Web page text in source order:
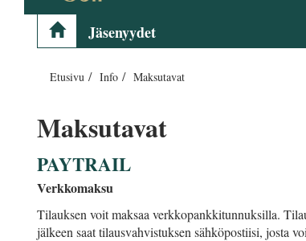
Jäsenyydet
Etusivu Info Maksutavat
Maksutavat
PAYTRAIL
Verkkomaksu
Tilauksen voit maksaa verkkopankkitunnuksilla.
jälkeen saat tilausvahvistuksen sähköpostiisi, josta